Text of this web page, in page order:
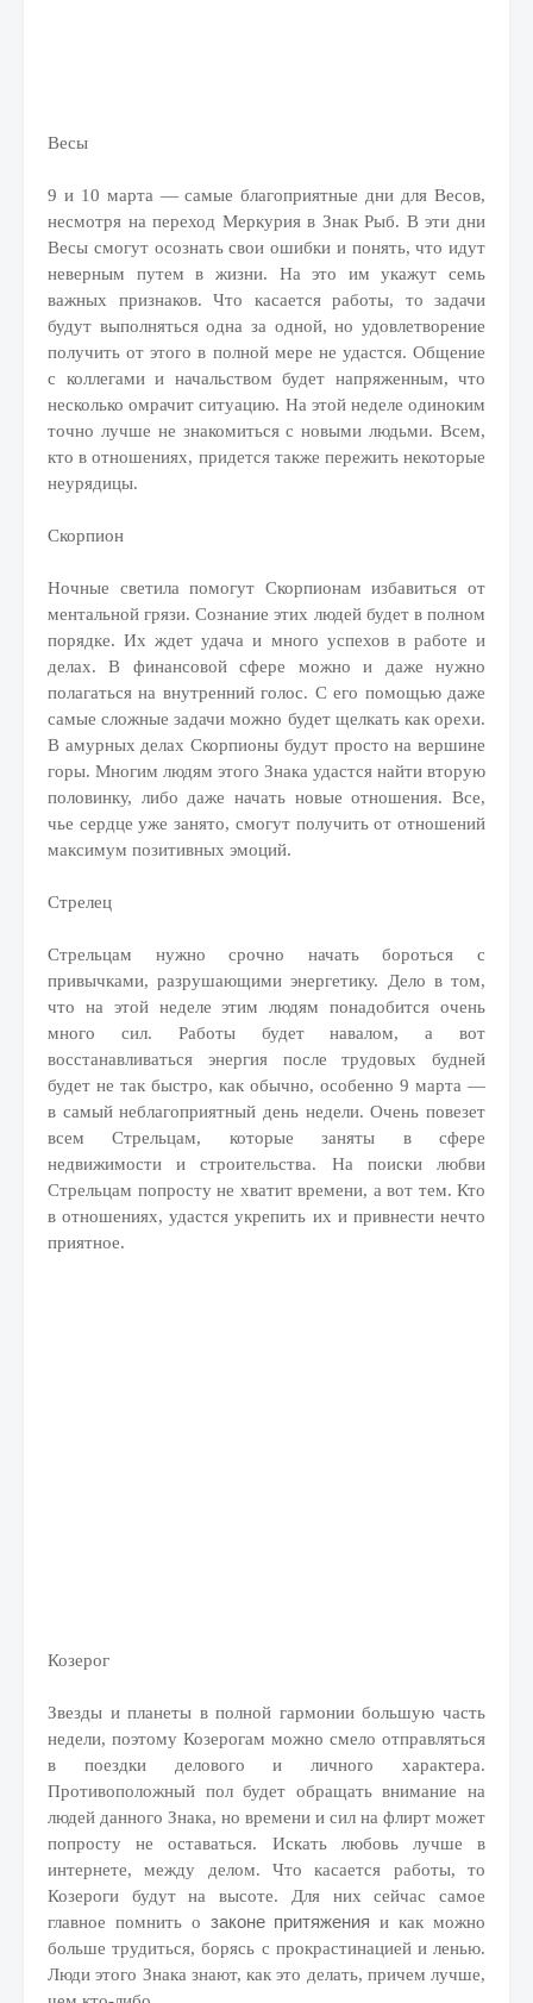
Весы
9 и 10 марта — самые благоприятные дни для Весов,
несмотря на переход Меркурия в Знак Рыб. В эти дни
Весы смогут осознать свои ошибки и понять, что идут
неверным путем в жизни. На это им укажут семь
важных признаков. Что касается работы, то задачи
будут выполняться одна за одной, но удовлетворение
получить от этого в полной мере не удастся. Общение
с коллегами и начальством будет напряженным, что
несколько омрачит ситуацию. На этой неделе одиноким
точно лучше не знакомиться с новыми людьми. Всем,
кто в отношениях, придется также пережить некоторые
неурядицы.
Скорпион
Ночные светила помогут Скорпионам избавиться от
ментальной грязи. Сознание этих людей будет в полном
порядке. Их ждет удача и много успехов в работе и
делах. В финансовой сфере можно и даже нужно
полагаться на внутренний голос. С его помощью даже
самые сложные задачи можно будет щелкать как орехи.
В амурных делах Скорпионы будут просто на вершине
горы. Многим людям этого Знака удастся найти вторую
половинку, либо даже начать новые отношения. Все,
чье сердце уже занято, смогут получить от отношений
максимум позитивных эмоций.
Стрелец
Стрельцам нужно срочно начать бороться с
привычками, разрушающими энергетику. Дело в том,
что на этой неделе этим людям понадобится очень
много сил. Работы будет навалом, а вот
восстанавливаться энергия после трудовых будней
будет не так быстро, как обычно, особенно 9 марта —
в самый неблагоприятный день недели. Очень повезет
всем Стрельцам, которые заняты в сфере
недвижимости и строительства. На поиски любви
Стрельцам попросту не хватит времени, а вот тем. Кто
в отношениях, удастся укрепить их и привнести нечто
приятное.
Козерог
Звезды и планеты в полной гармонии большую часть
недели, поэтому Козерогам можно смело отправляться
в поездки делового и личного характера.
Противоположный пол будет обращать внимание на
людей данного Знака, но времени и сил на флирт может
попросту не оставаться. Искать любовь лучше в
интернете, между делом. Что касается работы, то
Козероги будут на высоте. Для них сейчас самое
главное помнить о законе притяжения и как можно
больше трудиться, борясь с прокрастинацией и ленью.
Люди этого Знака знают, как это делать, причем лучше,